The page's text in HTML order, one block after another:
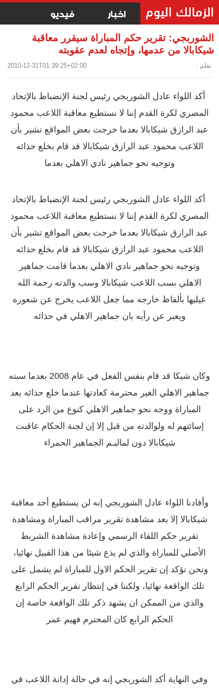
اخبار فيديو
الشوربجي: تقرير حكم المباراة سيقرر معاقبة
شيكابالا من عدمها، وإتجاه لعدم عقوبته
بقلم : 2010-12-31T01:39:25+02:00
أكد اللواء عادل الشوربجي رئيس لجنة الإنضباط بالإتحاد
المصري لكرة القدم إننا لا نستطيع معاقبة اللاعب محمود
عبد الرازق شيكابالا بعدما خرجت بعض المواقع تشير بأن
اللاعب محمود عبد الرازق شيكابالا قد قام بخلع حذائه
وتوجيه نحو جماهير نادي الاهلي بعدما
أكد اللواء عادل الشوربجي رئيس لجنة الإنضباط بالإتحاد
المصري لكرة القدم إننا لا نستطيع معاقبة اللاعب محمود
عبد الرازق شيكابالا بعدما خرجت بعض المواقع تشير بأن
اللاعب محمود عبد الرازق شيكابالا قد قام بخلع حذائه
وتوجيه نحو جماهير نادي الاهلي بعدما قامت جماهير
الاهلي بسب اللاعب شيكابالا وسب والدته رحمة الله
عيليها بألفاظ خارجه مما جعل اللاعب يخرج عن شعوره
ويعبر عن رأيه بان جماهير الاهلي في حذائه
وكان شيكا قد قام بنفس الفعل في عام 2008 بعدما سبته
جماهير الاهلي الغير محترمة كعادتها عندما خلع حذائه بعد
المباراة ووجه نحو جماهير الاهلي كنوع من الرد على
إسائتهم له ولوالدته من قبل إلا إن لجنة الحكام عاقبت
شيكابالا دون لماليـم الجماهير الحمراء
وأفادنا اللواء عادل الشوربجي إنه لن يستطيع أحد معاقبة
شيكابالا إلا بعد مشاهدة تقرير مراقب المباراة ومشاهدة
تقرير حكم اللقاء الرسمي وإعادة مشاهدة الشريط
الأصلي للمباراة والذي لم يذع شيئا من هذا القبيل نهائيا،
ونحن نؤكد إن تقرير الحكم الاول للمباراة لم يشمل على
تلك الواقعة نهائيا، ولكننا في إنتظار تقرير الحكم الرابع
والذي من الممكن ان يشهد ذكر تلك الواقعة خاصة إن
الحكم الرابع كان المحترم فهيم عمر
وفي النهاية أكد الشوربجي إنه في حالة إدانة اللاعب في